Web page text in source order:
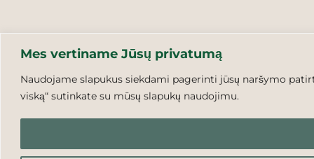
Mes vertiname Jūsų privatumą
Naudojame slapukus siekdami pagerinti jūsų naršymo
viską“ sutinkate su mūsų slapukų naudojimu.